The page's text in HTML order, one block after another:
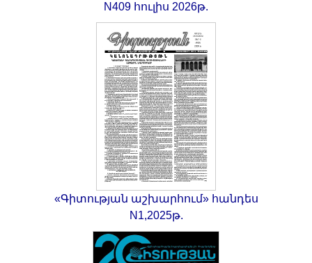
N409 հուլիս 2026թ.
«Գիտության աշխարհում» հանդես
N1,2025թ.